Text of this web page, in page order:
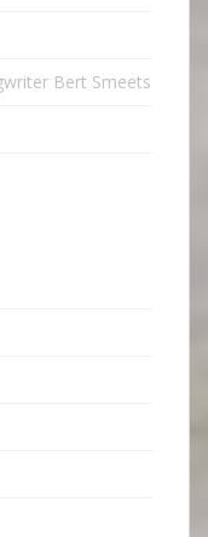
Bert Smeets